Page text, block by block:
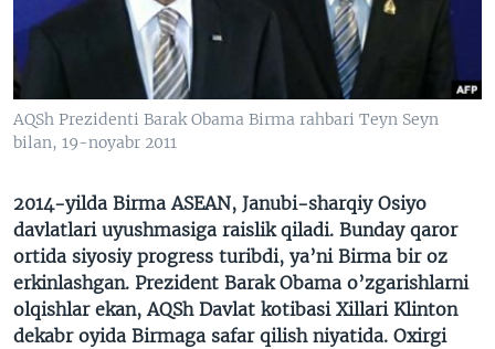
VIDEO
XABARLAR SURATLARDA
ODNOKLASSNIKI
TWITTER
SOUNDCLOUD
VOA
AQSh Prezidenti Barak Obama Birma rahbari Teyn Seyn
bilan, 19-noyabr 2011
2014-yilda Birma ASEAN, Janubi-sharqiy Osiyo
davlatlari uyushmasiga raislik qiladi. Bunday qaror
ortida siyosiy progress turibdi, ya’ni Birma bir oz
erkinlashgan. Prezident Barak Obama o’zgarishlarni
olqishlar ekan, AQSh Davlat kotibasi Xillari Klinton
dekabr oyida Birmaga safar qilish niyatida. Oxirgi